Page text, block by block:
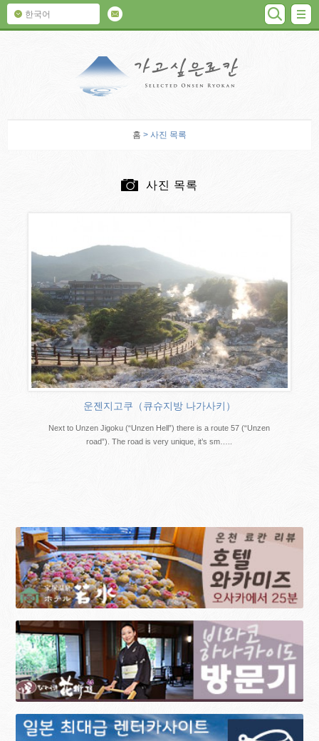
한국어 검색
홈 > 사진 목록
사진 목록
운젠지고쿠（큐슈지방 나가사키）
Next to Unzen Jigoku (“Unzen Hell”) there is a route 57 (“Unzen
road”). The road is very unique, it’s sm…..